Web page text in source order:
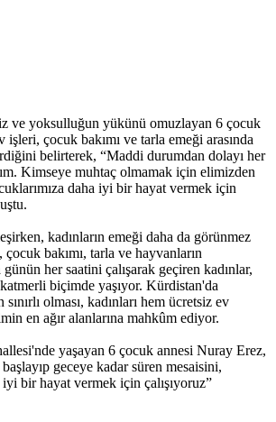
ve yoksulluğun yükünü omuzlayan 6 çocuk
çocuk bakımı ve tarla emeği arasında
belirterek, “Maddi durumdan dolayı her
Kimseye muhtaç olmamak için elimizden
daha iyi bir hayat vermek için
kadınların emeği daha da görünmez
bakımı, tarla ve hayvanların
her saatini çalışarak geçiren kadınlar,
biçimde yaşıyor. Kürdistan'da
olması, kadınları hem ücretsiz ev
en ağır alanlarına mahkûm ediyor.
yaşayan 6 çocuk annesi Nuray Erez,
başlayıp geceye kadar süren mesaisini,
iyi bir hayat vermek için çalışıyoruz”